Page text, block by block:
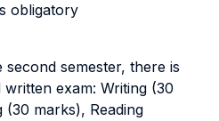
obligatory
semester, there is
exam: Writing (30
(30 marks), Reading